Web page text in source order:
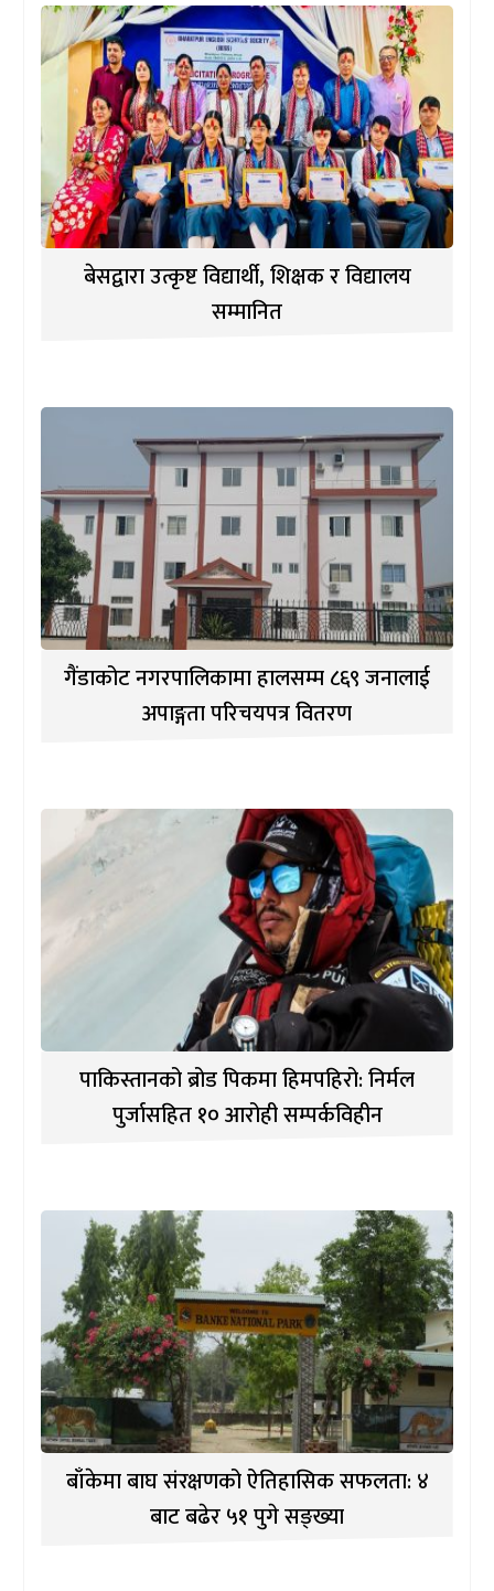
बेसद्वारा उत्कृष्ट विद्यार्थी, शिक्षक र विद्यालय
सम्मानित
गैंडाकोट नगरपालिकामा हालसम्म ८६९ जनालाई
अपाङ्गता परिचयपत्र वितरण
पाकिस्तानको ब्रोड पिकमा हिमपहिरो: निर्मल
पुर्जासहित १० आरोही सम्पर्कविहीन
बाँकेमा बाघ संरक्षणको ऐतिहासिक सफलता: ४
बाट बढेर ५१ पुगे सङ्ख्या